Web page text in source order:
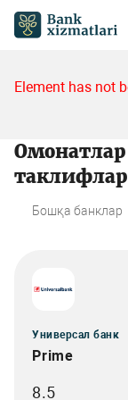
Element has not
таклифлар
Бошқа банклар
Универсал банк
Prime
8.5